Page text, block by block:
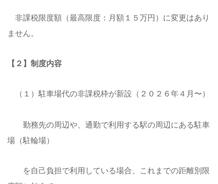
非課税限度額（最高限度：月額１５万円）に変更はあり
ません。
【２】制度内容
（１）駐車場代の非課税枠が新設（２０２６年４月〜）
勤務先の周辺や、通勤で利用する駅の周辺にある駐車
場（駐輪場）
を自己負担で利用している場合、これまでの距離別限